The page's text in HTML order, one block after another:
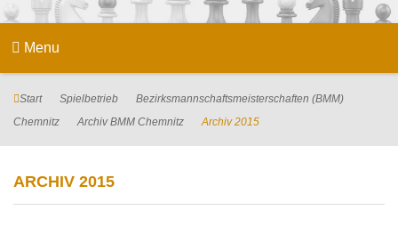
Menu
Start Spielbetrieb
Bezirksmannschaftsmeisterschaften (BMM)
Chemnitz
Archiv BMM Chemnitz Archiv 2015
ARCHIV 2015